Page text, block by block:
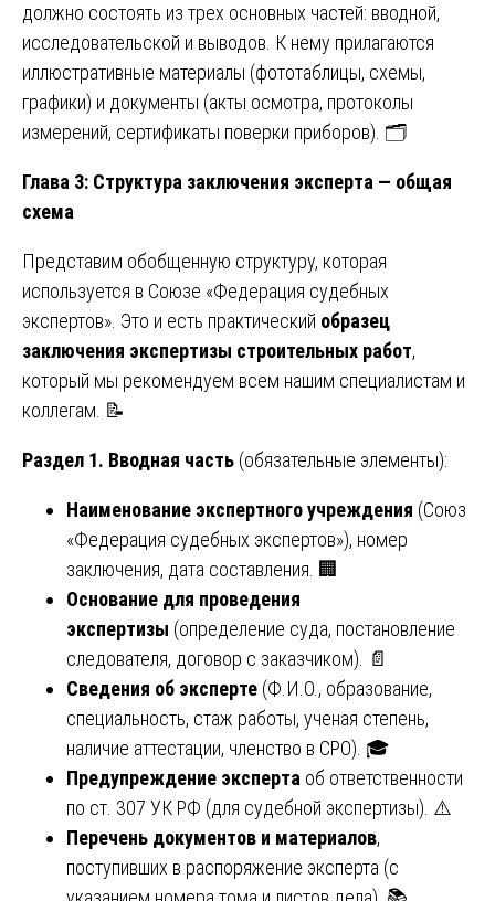
должно состоять из трех основных частей: вводной,
исследовательской и выводов. К нему прилагаются
иллюстративные материалы (фототаблицы, схемы,
графики) и документы (акты осмотра, протоколы
измерений, сертификаты поверки приборов). 🗂️
Глава 3: Структура заключения эксперта — общая
схема
Представим обобщенную структуру, которая
используется в Союзе «Федерация судебных
экспертов». Это и есть практический образец
заключения экспертизы строительных работ,
который мы рекомендуем всем нашим специалистам и
коллегам. 📝
Раздел 1. Вводная часть (обязательные элементы):
Наименование экспертного учреждения (Союз
«Федерация судебных экспертов»), номер
заключения, дата составления. 🏢
Основание для проведения
экспертизы (определение суда, постановление
следователя, договор с заказчиком). 📄
Сведения об эксперте (Ф.И.О., образование,
специальность, стаж работы, ученая степень,
наличие аттестации, членство в СРО). 🎓
Предупреждение эксперта об ответственности
по ст. 307 УК РФ (для судебной экспертизы). ⚠️
Перечень документов и материалов,
поступивших в распоряжение эксперта (с